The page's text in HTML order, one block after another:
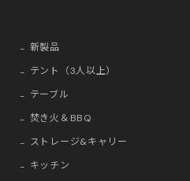
新製品
テント（3人以上）
テーブル
焚き火＆BBQ
ストレージ&キャリー
キッチン